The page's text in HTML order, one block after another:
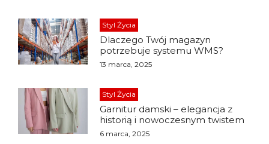
Styl Życia
Dlaczego Twój magazyn
potrzebuje systemu WMS?
13 marca, 2025
Styl Życia
Garnitur damski – elegancja z
historią i nowoczesnym twistem
6 marca, 2025